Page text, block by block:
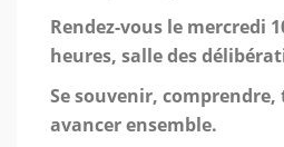
Rendez-vous le mercredi
heures, salle des
Se souvenir,
avancer ensemble.